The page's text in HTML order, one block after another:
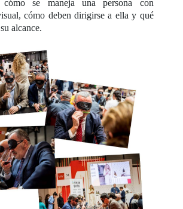
cómo se maneja una persona con
cómo deben dirigirse a ella y qué
alcance.